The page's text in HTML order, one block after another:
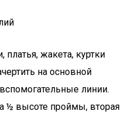
платья, жакета, куртки
на основной
линии.
½ высоте проймы, вторая